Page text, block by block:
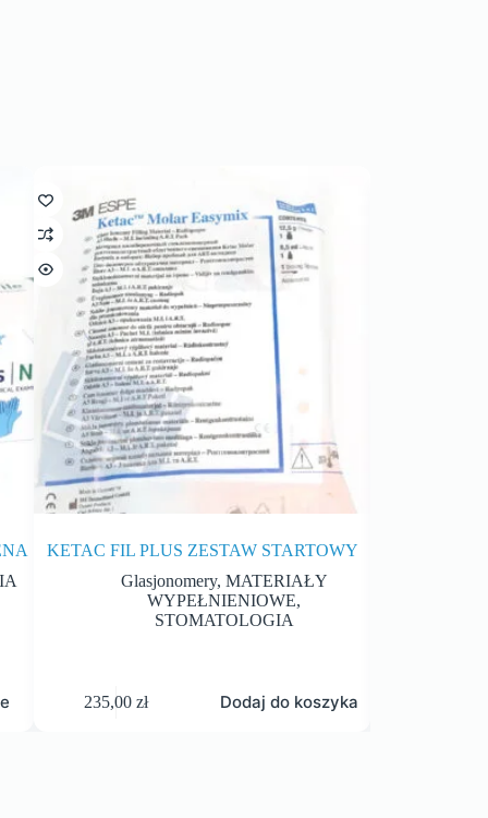
KETAC FIL PLUS ZESTAW STARTOWY
Glasjonomery, MATERIAŁY
WYPEŁNIENIOWE,
STOMATOLOGIA
235,00 zł Dodaj do koszyka